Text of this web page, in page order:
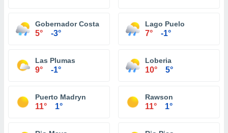
Gobernador Costa
5° -3°
Lago Puelo
7° -1°
Las Plumas
9° -1°
Loberia
10° 5°
Puerto Madryn
11° 1°
Rawson
11° 1°